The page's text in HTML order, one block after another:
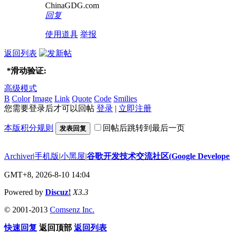
ChinaGDG.com
回复
使用道具 举报
返回列表
*滑动验证:
高级模式
B Color Image Link Quote Code Smilies
您需要登录后才可以回帖 登录 | 立即注册
本版积分规则 发表回复 回帖后跳转到最后一页
Archiver|手机版|小黑屋|谷歌开发技术交流社区(Google
GMT+8, 2026-8-10 14:04
Powered by Discuz! X3.3
© 2001-2013 Comsenz Inc.
快速回复 返回顶部 返回列表